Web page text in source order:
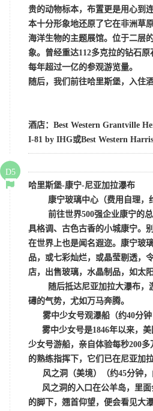
贵的动物标本，布置更是用心到
本十分形象地还原了它在非洲草
海洋生物的主题展馆。位于二层
象。曾经重达112多克拉的钻石
每年超过一亿的参观游览量。
随后，我们前往哈里斯堡，入住
酒店： Best Western Grantville
I-81 by IHG或Best Western
D5
哈里斯堡-康宁-尼亚加拉瀑布
康宁玻璃中心 （费用自理，
前往世界500强企业康宁的
具格调、古色古香的小城康宁。
在世界上也是闻名遐迩。康宁玻
品，或七彩灿烂，或晶莹剔透，
店，出售玻璃，水晶制品，如太
随后抵达尼亚加拉大瀑布
礡的气势，尤如万马奔腾。
雾中少女号观瀑船（约40分
雾中少女号是1846年以来，
少女号游船，亲自体验每秒200
的熟练指挥下，它们已在尼亚加
风之洞（美境）（约45分钟
风之洞的入口在公羊岛，里
的脚下，翘首仰望，便会看见大